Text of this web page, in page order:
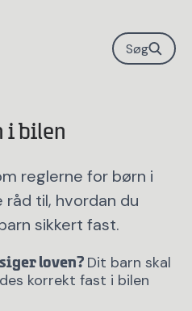
Søg
i bilen
reglerne for børn i
til, hvordan du
sikkert fast.
loven? Dit barn skal
korrekt fast i bilen